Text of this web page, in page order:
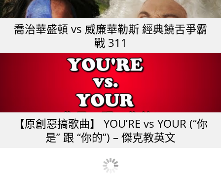
喬治華盛頓 vs 威廉華勒斯 經典饒舌爭霸
戰 311
【原創惡搞歌曲】 YOU’RE vs YOUR (“你
是” 跟 “你的”) – 傑克教英文